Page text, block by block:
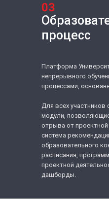
03
процесс
Платформа
непрерывного
процессами,
Для всех
модули,
отрыва от проектной
система
образовательного
расписания,
проектной
дашборды.